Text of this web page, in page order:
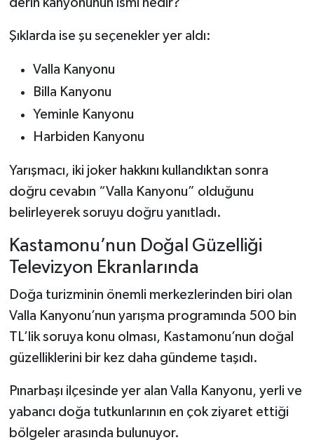
Şıklarda ise şu seçenekler yer aldı:
Valla Kanyonu
Billa Kanyonu
Yeminle Kanyonu
Harbiden Kanyonu
Yarışmacı, iki joker hakkını kullandıktan sonra
doğru cevabın “Valla Kanyonu” olduğunu
belirleyerek soruyu doğru yanıtladı.
Kastamonu’nun Doğal Güzelliği
Televizyon Ekranlarında
Doğa turizminin önemli merkezlerinden biri olan
Valla Kanyonu’nun yarışma programında 500 bin
TL’lik soruya konu olması, Kastamonu’nun doğal
güzelliklerini bir kez daha gündeme taşıdı.
Pınarbaşı ilçesinde yer alan Valla Kanyonu, yerli ve
yabancı doğa tutkunlarının en çok ziyaret ettiği
bölgeler arasında bulunuyor.
Yerel Haberler
Haber Arşivi